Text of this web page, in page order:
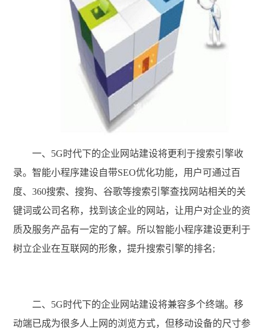
一、5G时代下的企业网站建设将更利于搜索引擎收
录。智能小程序建设自带SEO优化功能，用户可通过百
度、360搜索、搜狗、谷歌等搜索引擎查找网站相关的关
键词或公司名称，找到该企业的网站，让用户对企业的资
质及服务产品有一定的了解。所以智能小程序建设更利于
树立企业在互联网的形象，提升搜索引擎的排名;
二、5G时代下的企业网站建设将兼容多个终端。移
动端已成为很多人上网的浏览方式，但移动设备的尺寸参